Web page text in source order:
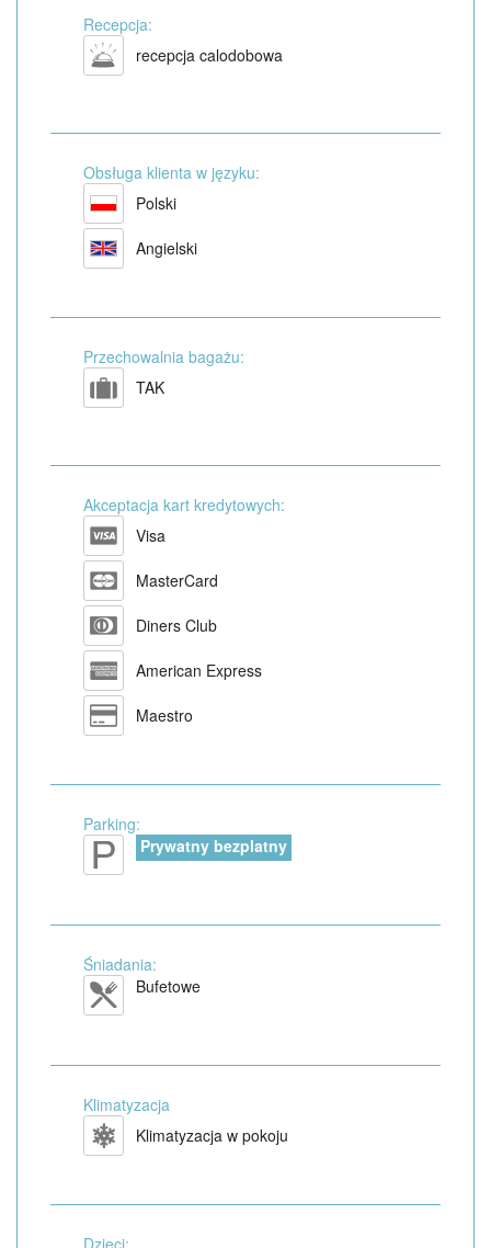
Recepcja:
recepcja calodobowa
Obsługa klienta w języku:
Polski
Angielski
Przechowalnia bagażu:
TAK
Akceptacja kart kredytowych:
Visa
MasterCard
Diners Club
American Express
Maestro
Parking:
Prywatny bezplatny
Śniadania:
Bufetowe
Klimatyzacja
Klimatyzacja w pokoju